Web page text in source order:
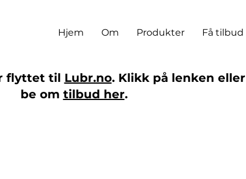
Hjem Om Produkter Få tilbud
flyttet til Lubr.no. Klikk på lenken eller
be om tilbud her.